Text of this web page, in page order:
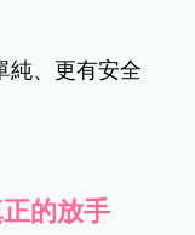
純、更有安全
的放手